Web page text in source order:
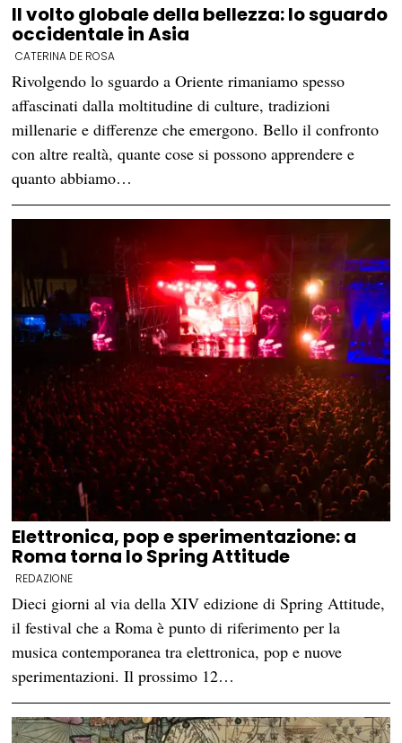
Il volto globale della bellezza: lo sguardo
occidentale in Asia
CATERINA DE ROSA
Rivolgendo lo sguardo a Oriente rimaniamo spesso
affascinati dalla moltitudine di culture, tradizioni
millenarie e differenze che emergono. Bello il confronto
con altre realtà, quante cose si possono apprendere e
quanto abbiamo…
Elettronica, pop e sperimentazione: a
Roma torna lo Spring Attitude
REDAZIONE
Dieci giorni al via della XIV edizione di Spring Attitude,
il festival che a Roma è punto di riferimento per la
musica contemporanea tra elettronica, pop e nuove
sperimentazioni. Il prossimo 12…